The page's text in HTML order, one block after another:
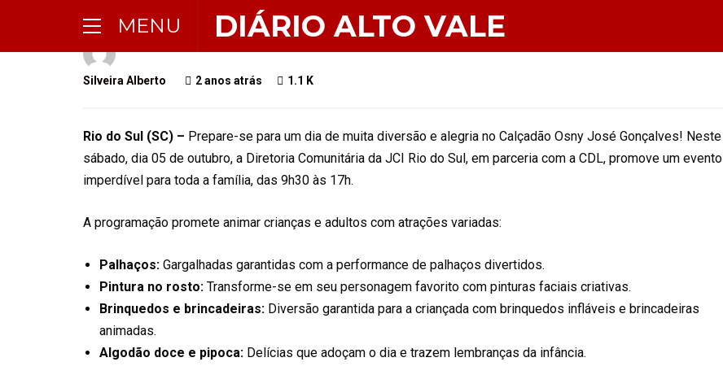
MENU DIÁRIO ALTO VALE
Silveira Alberto 2 anos atrás 1.1 K
Rio do Sul (SC) – Prepare-se para um dia de muita diversão e alegria no Calçadão Osny José Gonçalves! Neste
sábado, dia 05 de outubro, a Diretoria Comunitária da JCI Rio do Sul, em parceria com a CDL, promove um evento
imperdível para toda a família, das 9h30 às 17h.
A programação promete animar crianças e adultos com atrações variadas:
Palhaços: Gargalhadas garantidas com a performance de palhaços divertidos.
Pintura no rosto: Transforme-se em seu personagem favorito com pinturas faciais criativas.
Brinquedos e brincadeiras: Diversão garantida para a criançada com brinquedos infláveis e brincadeiras
animadas.
Algodão doce e pipoca: Delícias que adoçam o dia e trazem lembranças da infância.